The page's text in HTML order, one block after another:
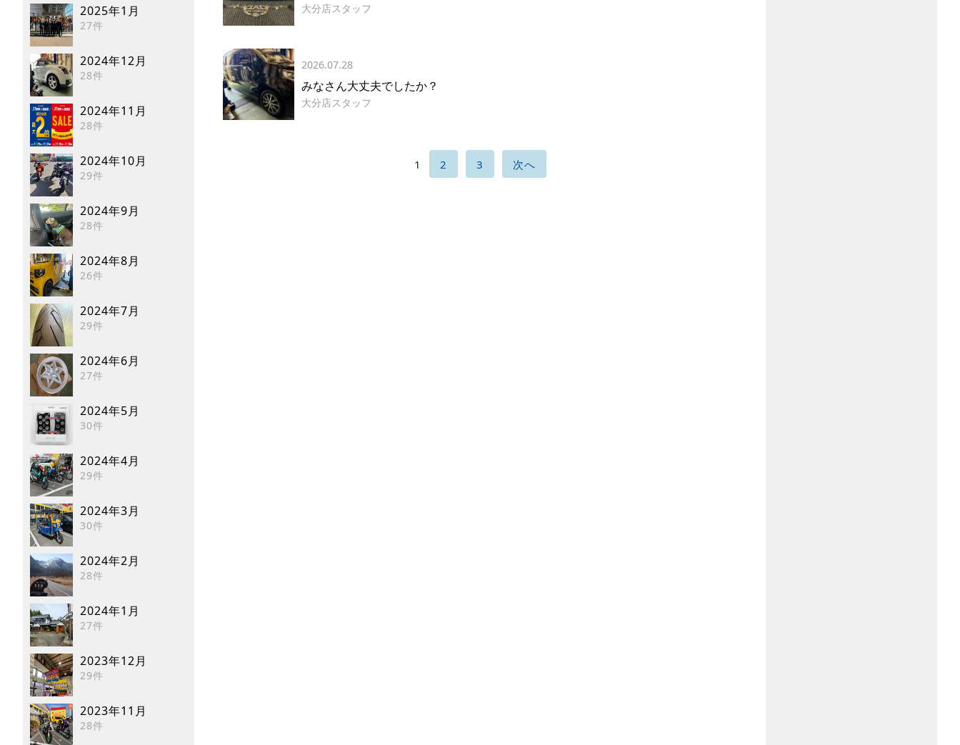
2025年1月
27件
2024年12月
28件
2024年11月
28件
2024年10月
29件
2024年9月
28件
2024年8月
26件
2024年7月
29件
2024年6月
27件
2024年5月
30件
2024年4月
29件
2024年3月
30件
2024年2月
28件
2024年1月
27件
2023年12月
29件
2023年11月
28件
大分店スタッフ
2026.07.28
みなさん大丈夫でしたか？
大分店スタッフ
1 2 3 次へ